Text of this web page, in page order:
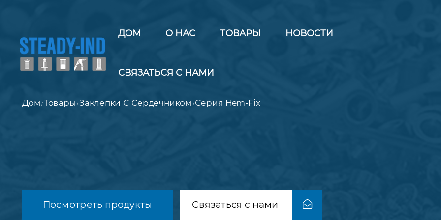
ДОМ О НАС ТОВАРЫ НОВОСТИ
СВЯЗАТЬСЯ С НАМИ
Дом / Товары /Заклепки С Сердечником / Серия Hem-Fix
Посмотреть продукты Связаться с нами